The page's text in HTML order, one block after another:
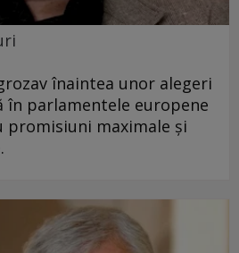
înaintea unor alegeri
în parlamentele europene
promisiuni maximale și